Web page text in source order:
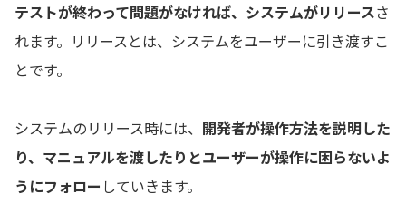
テストが終わって問題がなければ、システムがリリースさ
れます。リリースとは、システムをユーザーに引き渡すこ
とです。
システムのリリース時には、 開発者が操作方法を説明した
り、マニュアルを渡したりとユーザーが操作に困らないよ
うにフォロー していきます。